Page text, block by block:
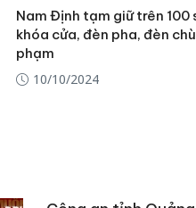
Nam Định tạm giữ trên 100
khóa cửa, đèn pha, đèn
phạm
10/10/2024